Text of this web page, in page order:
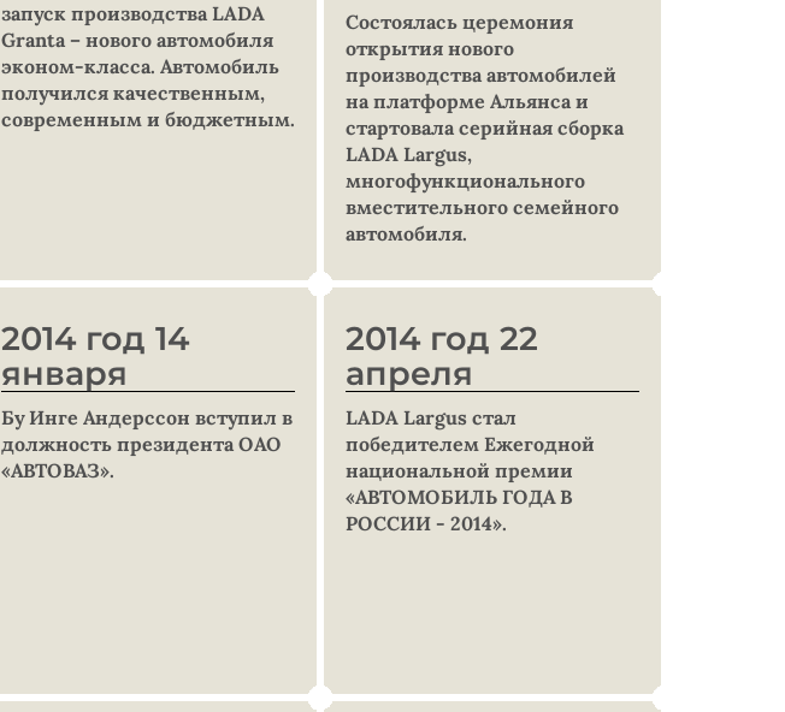
запуск производства LADA
Granta – нового автомобиля
эконом-класса. Автомобиль
получился качественным,
современным и бюджетным.
Состоялась церемония
открытия нового
производства автомобилей
на платформе Альянса и
стартовала серийная сборка
LADA Largus,
многофункционального
вместительного семейного
автомобиля.
2014 год 14
января
Бу Инге Андерссон вступил в
должность президента ОАО
«АВТОВАЗ».
2014 год 22
апреля
LADA Largus стал
победителем Ежегодной
национальной премии
«АВТОМОБИЛЬ ГОДА В
РОССИИ - 2014».